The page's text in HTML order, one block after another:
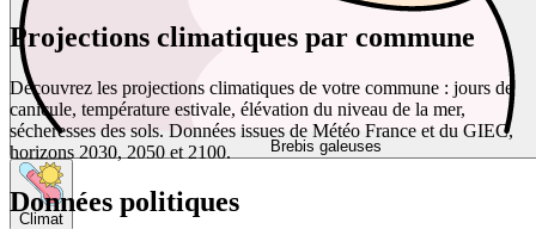
Brebis galeuses
Climat
Projections climatiques par commune
Découvrez les projections climatiques de votre commune : jours de
canicule, température estivale, élévation du niveau de la mer,
sécheresses des sols. Données issues de Météo France et du GIEC,
horizons 2030, 2050 et 2100.
Données politiques